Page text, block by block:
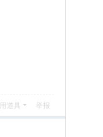
道具 举报